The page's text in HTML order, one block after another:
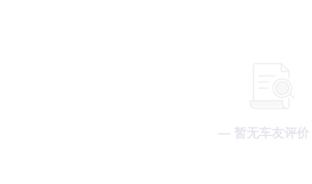
— 暂无车友评